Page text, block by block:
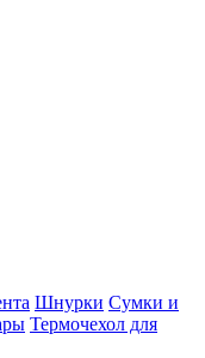
Шнурки Сумки и
Термочехол для